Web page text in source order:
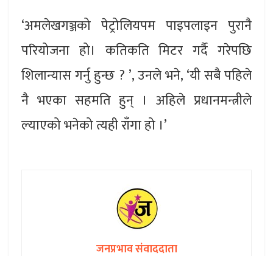
‘अमलेखगञ्जको पेट्रोलियपम पाइपलाइन पुरानै
परियोजना हो। कतिकति मिटर गर्दै गरेपछि
शिलान्यास गर्नु हुन्छ ? ’, उनले भने, ‘यी सबै पहिले
नै भएका सहमति हुन् । अहिले प्रधानमन्त्रीले
ल्याएको भनेको त्यही राँगा हो ।’
जनप्रभाव संवाददाता